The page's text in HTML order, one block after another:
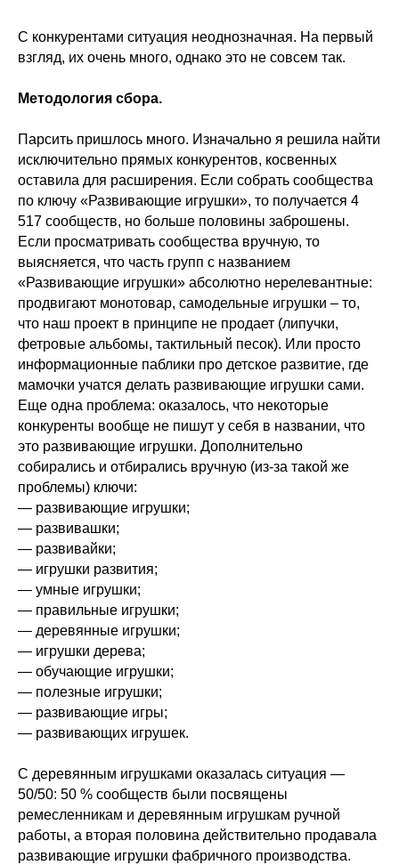
С конкурентами ситуация неоднозначная. На первый
взгляд, их очень много, однако это не совсем так.
Методология сбора.
Парсить пришлось много. Изначально я решила найти
исключительно прямых конкурентов, косвенных
оставила для расширения. Если собрать сообщества
по ключу «Развивающие игрушки», то получается 4
517 сообществ, но больше половины заброшены.
Если просматривать сообщества вручную, то
выясняется, что часть групп с названием
«Развивающие игрушки» абсолютно нерелевантные:
продвигают монотовар, самодельные игрушки – то,
что наш проект в принципе не продает (липучки,
фетровые альбомы, тактильный песок). Или просто
информационные паблики про детское развитие, где
мамочки учатся делать развивающие игрушки сами.
Еще одна проблема: оказалось, что некоторые
конкуренты вообще не пишут у себя в названии, что
это развивающие игрушки. Дополнительно
собирались и отбирались вручную (из-за такой же
проблемы) ключи:
— развивающие игрушки;
— развивашки;
— развивайки;
— игрушки развития;
— умные игрушки;
— правильные игрушки;
— деревянные игрушки;
— игрушки дерева;
— обучающие игрушки;
— полезные игрушки;
— развивающие игры;
— развивающих игрушек.
С деревянным игрушками оказалась ситуация —
50/50: 50 % сообществ были посвящены
ремесленникам и деревянным игрушкам ручной
работы, а вторая половина действительно продавала
развивающие игрушки фабричного производства.